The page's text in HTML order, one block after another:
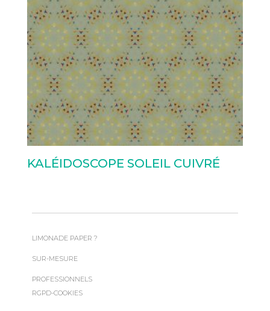
KALÉIDOSCOPE SOLEIL CUIVRÉ
LIMONADE PAPER ?
SUR-MESURE
PROFESSIONNELS
RGPD-COOKIES